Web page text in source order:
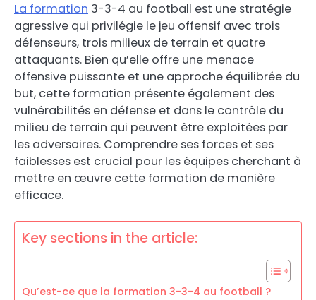
La formation 3-3-4 au football est une stratégie
agressive qui privilégie le jeu offensif avec trois
défenseurs, trois milieux de terrain et quatre
attaquants. Bien qu’elle offre une menace
offensive puissante et une approche équilibrée du
but, cette formation présente également des
vulnérabilités en défense et dans le contrôle du
milieu de terrain qui peuvent être exploitées par
les adversaires. Comprendre ses forces et ses
faiblesses est crucial pour les équipes cherchant à
mettre en œuvre cette formation de manière
efficace.
Key sections in the article:
Qu’est-ce que la formation 3-3-4 au football ?